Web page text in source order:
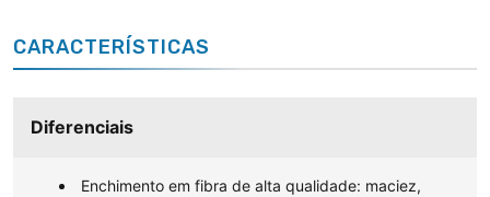
CARACTERÍSTICAS
Diferenciais
Enchimento em fibra de alta qualidade: maciez,